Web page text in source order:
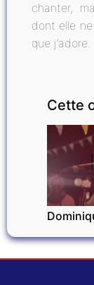
chanter,
dont elle
que j’adore.
Cette